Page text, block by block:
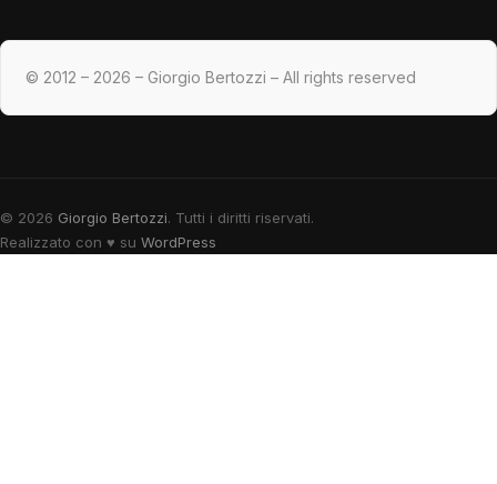
© 2012 – 2026 – Giorgio Bertozzi – All rights reserved
© 2026 Giorgio Bertozzi. Tutti i diritti riservati.
Realizzato con ♥ su WordPress